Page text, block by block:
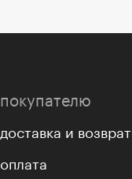
покупателю
доставка и возврат
оплата